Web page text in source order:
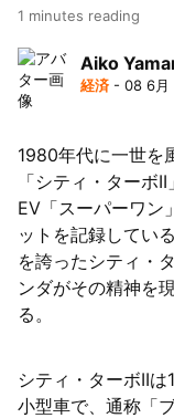
1 minutes reading
Aiko
経済 - 08 6月
1980年代に一世を
「シティ・ターボ
EV「スーパーワン
ットを記録してい
を誇ったシティ・
ンダがその精神を
る。
シティ・ターボII
小型車で、通称「